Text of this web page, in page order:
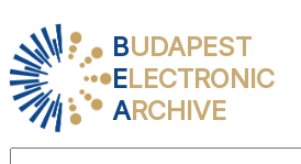
BUDAPEST
ELECTRONIC
ARCHIVE